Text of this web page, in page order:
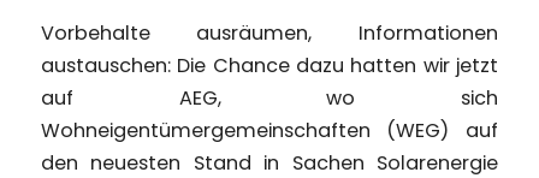
Vorbehalte ausräumen, Informationen
austauschen: Die Chance dazu hatten wir jetzt
auf AEG, wo sich
Wohneigentümergemeinschaften (WEG) auf
den neuesten Stand in Sachen Solarenergie